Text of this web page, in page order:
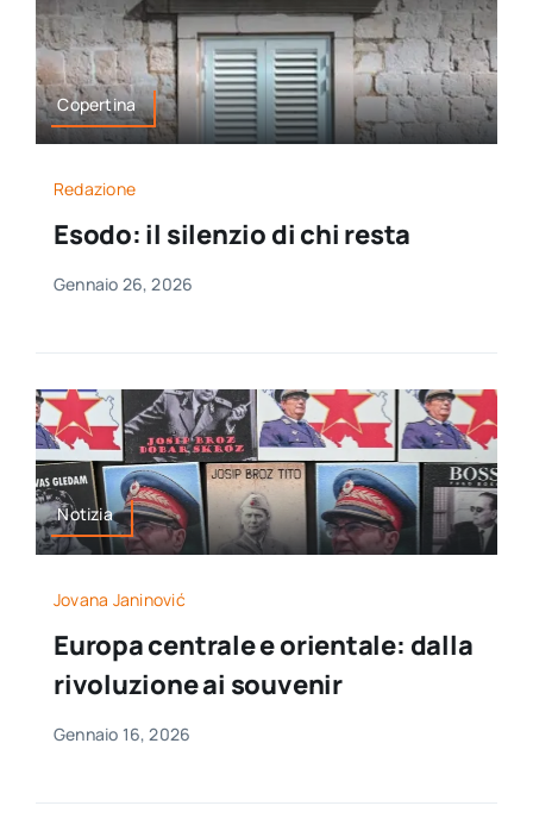
Copertina
Redazione
Esodo: il silenzio di chi resta
Gennaio 26, 2026
Notizia
Jovana Janinović
Europa centrale e orientale: dalla
rivoluzione ai souvenir
Gennaio 16, 2026